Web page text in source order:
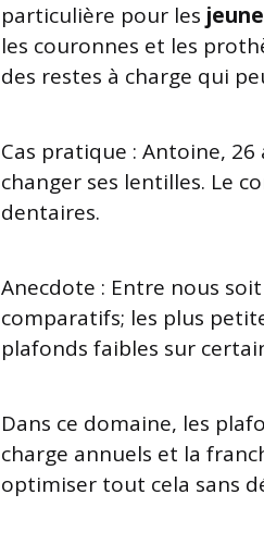
particulière pour les
les couronnes et les
des restes à charge qui
Cas pratique : Antoine,
changer ses lentilles. Le
dentaires.
Anecdote : Entre nous
comparatifs; les plus
plafonds faibles sur
Dans ce domaine, les
charge annuels et la
optimiser tout cela sans